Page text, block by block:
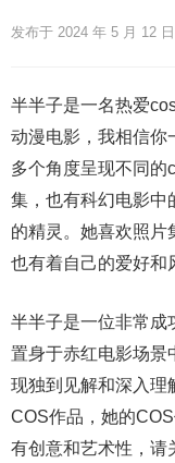
发布于 2024 年 5 月 12 日
半半子是一名热爱
动漫电影，我相信你
多个角度呈现不同的
集，也有科幻电影中
的精灵。她喜欢照片
也有着自己的爱好和
半半子是一位非常成
置身于赤红电影场景
现独到见解和深入理
COS作品，她的
有创意和艺术性，请